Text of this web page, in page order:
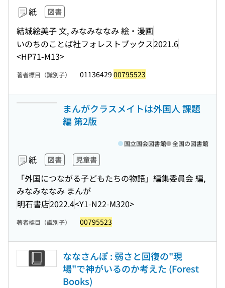
紙 図書
結城絵美子 文, みなみななみ 絵・漫画
いのちのことば社フォレストブックス2021.6
<HP71-M13>
著者標目（識別子） 01136429 00795523
まんがクラスメイトは外国人 課題
編 第2版
紙 図書 児童書
「外国につながる子どもたちの物語」編集委員会 編,
みなみななみ まんが
明石書店2022.4<Y1-N22-M320>
国立国会図書館 全国の図書館
著者標目（識別子） 00795523
ななさんぽ : 弱さと回復の"現
場"で神がいるのか考えた (Forest
Books)